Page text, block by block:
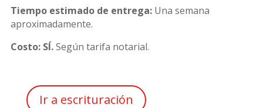
Tiempo estimado de entrega: Una semana
aproximadamente.
Costo: SÍ.Según tarifa notarial.
Ir a escrituración